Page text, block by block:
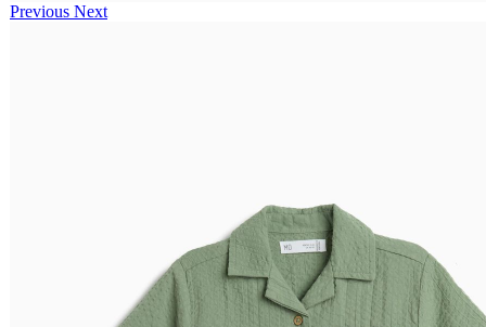
Previous Next